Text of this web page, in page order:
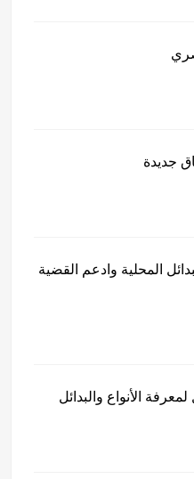
جديدة
المحلية وادعم القضية
الأنواع والبدائل